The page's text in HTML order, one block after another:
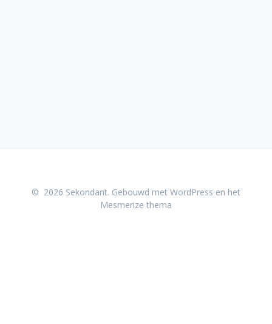
© 2026 Sekondant. Gebouwd met WordPress en het
Mesmerize thema